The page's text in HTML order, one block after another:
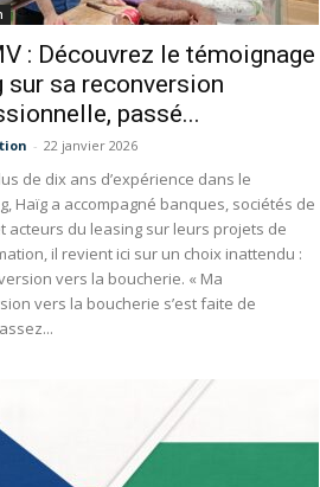
: Découvrez le témoignage
sur sa reconversion
passé...
- 22 janvier 2026
de dix ans d’expérience dans le
Haïg a accompagné banques, sociétés de
acteurs du leasing sur leurs projets de
il revient ici sur un choix inattendu :
vers la boucherie. « Ma
vers la boucherie s’est faite de